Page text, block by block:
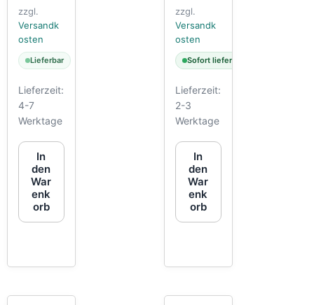
zzgl.
Versandk
osten
Lieferbar
Lieferzeit:
4-7
Werktage
In
den
War
enk
orb
zzgl.
Versandk
osten
Sofort lieferbar
Lieferzeit:
2-3
Werktage
In
den
War
enk
orb